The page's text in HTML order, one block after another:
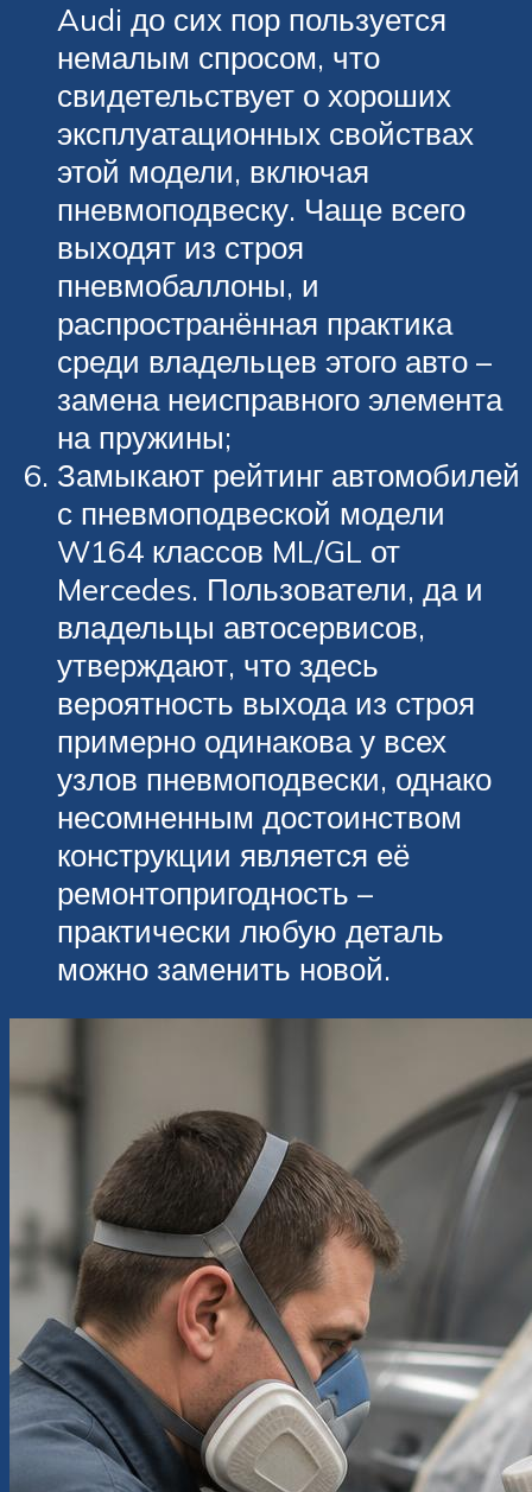
Audi до сих пор пользуется
немалым спросом, что
свидетельствует о хороших
эксплуатационных свойствах
этой модели, включая
пневмоподвеску. Чаще всего
выходят из строя
пневмобаллоны, и
распространённая практика
среди владельцев этого авто –
замена неисправного элемента
на пружины;
Замыкают рейтинг автомобилей
с пневмоподвеской модели
W164 классов ML/GL от
Mercedes. Пользователи, да и
владельцы автосервисов,
утверждают, что здесь
вероятность выхода из строя
примерно одинакова у всех
узлов пневмоподвески, однако
несомненным достоинством
конструкции является её
ремонтопригодность –
практически любую деталь
можно заменить новой.